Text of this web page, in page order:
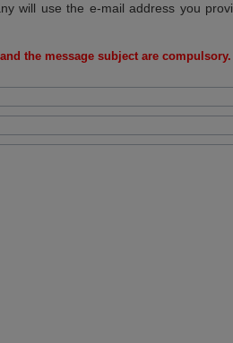
will use the e-mail address you
the message subject are compulsory.